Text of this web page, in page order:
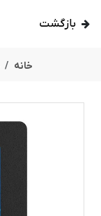
بازگشت
خانه